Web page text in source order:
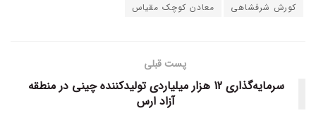
کورش شرفشاهی
معادن کوچک مقیاس
پست قبلی
سرمایه‌گذاری 12 هزار میلیاردی تولیدکننده چینی در منطقه
آزاد ارس